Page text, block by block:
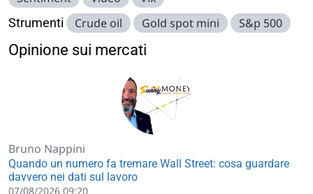
Strumenti Crude oil Gold spot mini S&p 500
Opinione sui mercati
Bruno Nappini
Quando un numero fa tremare Wall Street: cosa guardare
davvero nei dati sul lavoro
07/08/2026 09:20